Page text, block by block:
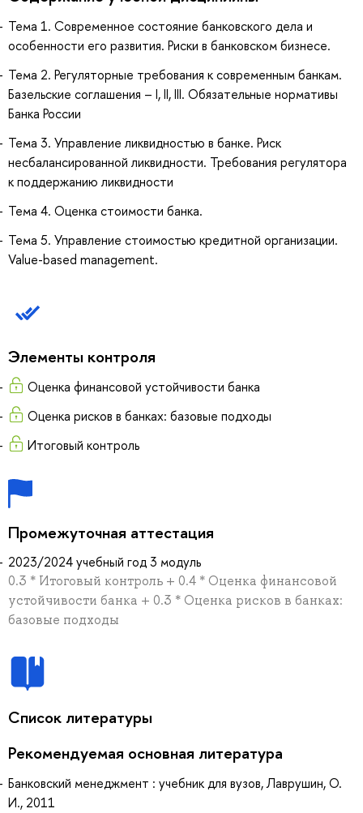
Тема 1. Современное состояние банковского дела и
особенности его развития. Риски в банковском бизнесе.
Тема 2. Регуляторные требования к современным банкам.
Базельские соглашения – I, II, III. Обязательные нормативы
Банка России
Тема 3. Управление ликвидностью в банке. Риск
несбалансированной ликвидности. Требования регулятора
к поддержанию ликвидности
Тема 4. Оценка стоимости банка.
Тема 5. Управление стоимостью кредитной организации.
Value-based management.
Элементы контроля
Оценка финансовой устойчивости банка
Оценка рисков в банках: базовые подходы
Итоговый контроль
Промежуточная аттестация
2023/2024 учебный год 3 модуль
0.3 * Итоговый контроль + 0.4 * Оценка финансовой
устойчивости банка + 0.3 * Оценка рисков в банках:
базовые подходы
Список литературы
Рекомендуемая основная литература
Банковский менеджмент : учебник для вузов, Лаврушин, О.
И., 2011